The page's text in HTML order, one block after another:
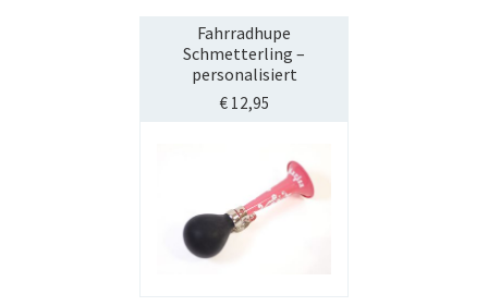
Fahrradhupe
Schmetterling –
personalisiert
€12,95